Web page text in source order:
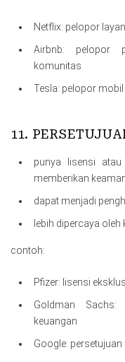
Netflix: pelopor
Airbnb: pelopor
komunitas
Tesla: pelopor
11.
punya lisensi atau
memberikan
dapat menjadi
lebih dipercaya
contoh:
Pfizer: lisensi
Goldman Sachs:
keuangan
Google: